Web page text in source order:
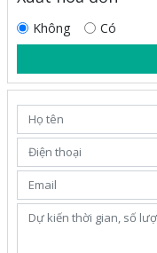
Không
Có